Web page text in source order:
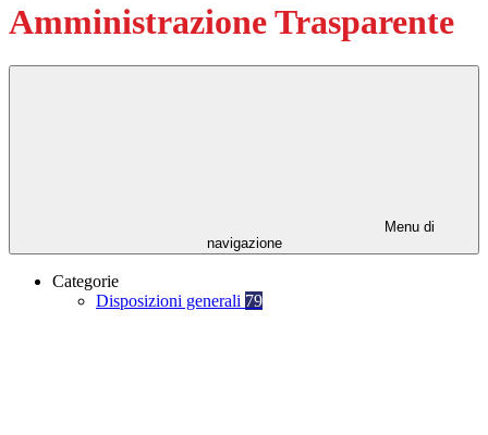
Amministrazione Trasparente
Menu di
navigazione
Categorie
Disposizioni generali 79